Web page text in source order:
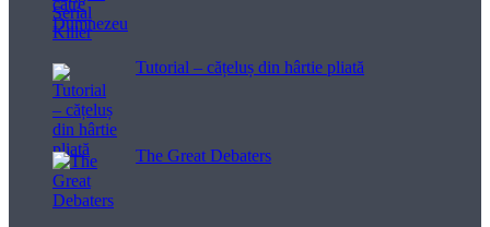
Tutorial – cățeluș din hârtie pliată
The Great Debaters